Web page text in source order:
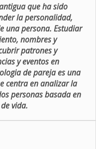
que ha sido
la personalidad,
una persona. Estudiar
nombres y
patrones y
y eventos en
de pareja es una
centra en analizar la
personas basada en
vida.